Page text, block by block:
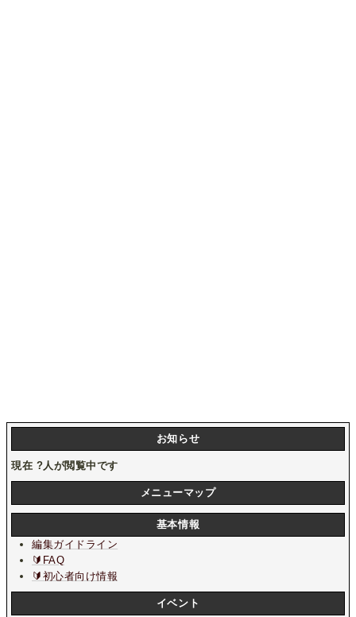
お知らせ
現在 ?人が閲覧中です
メニューマップ
基本情報
編集ガイドライン
🔰FAQ
🔰初心者向け情報
イベント